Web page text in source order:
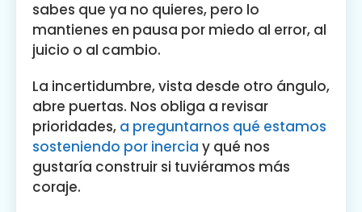
sabes que ya no quieres, pero lo
mantienes en pausa por miedo al error, al
juicio o al cambio.
La incertidumbre, vista desde otro ángulo,
abre puertas. Nos obliga a revisar
prioridades, a preguntarnos qué estamos
sosteniendo por inercia y qué nos
gustaría construir si tuviéramos más
coraje.